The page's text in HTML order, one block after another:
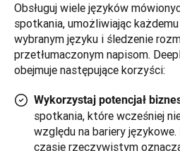
Obsługuj wiele języków
spotkania, umożliwiając
wybranym języku i śledzenie
przetłumaczonym napisom.
obejmuje następujące korzyści:
Wykorzystaj potencjał
spotkania, które wcześniej
względu na bariery językowe.
czasie rzeczywistym